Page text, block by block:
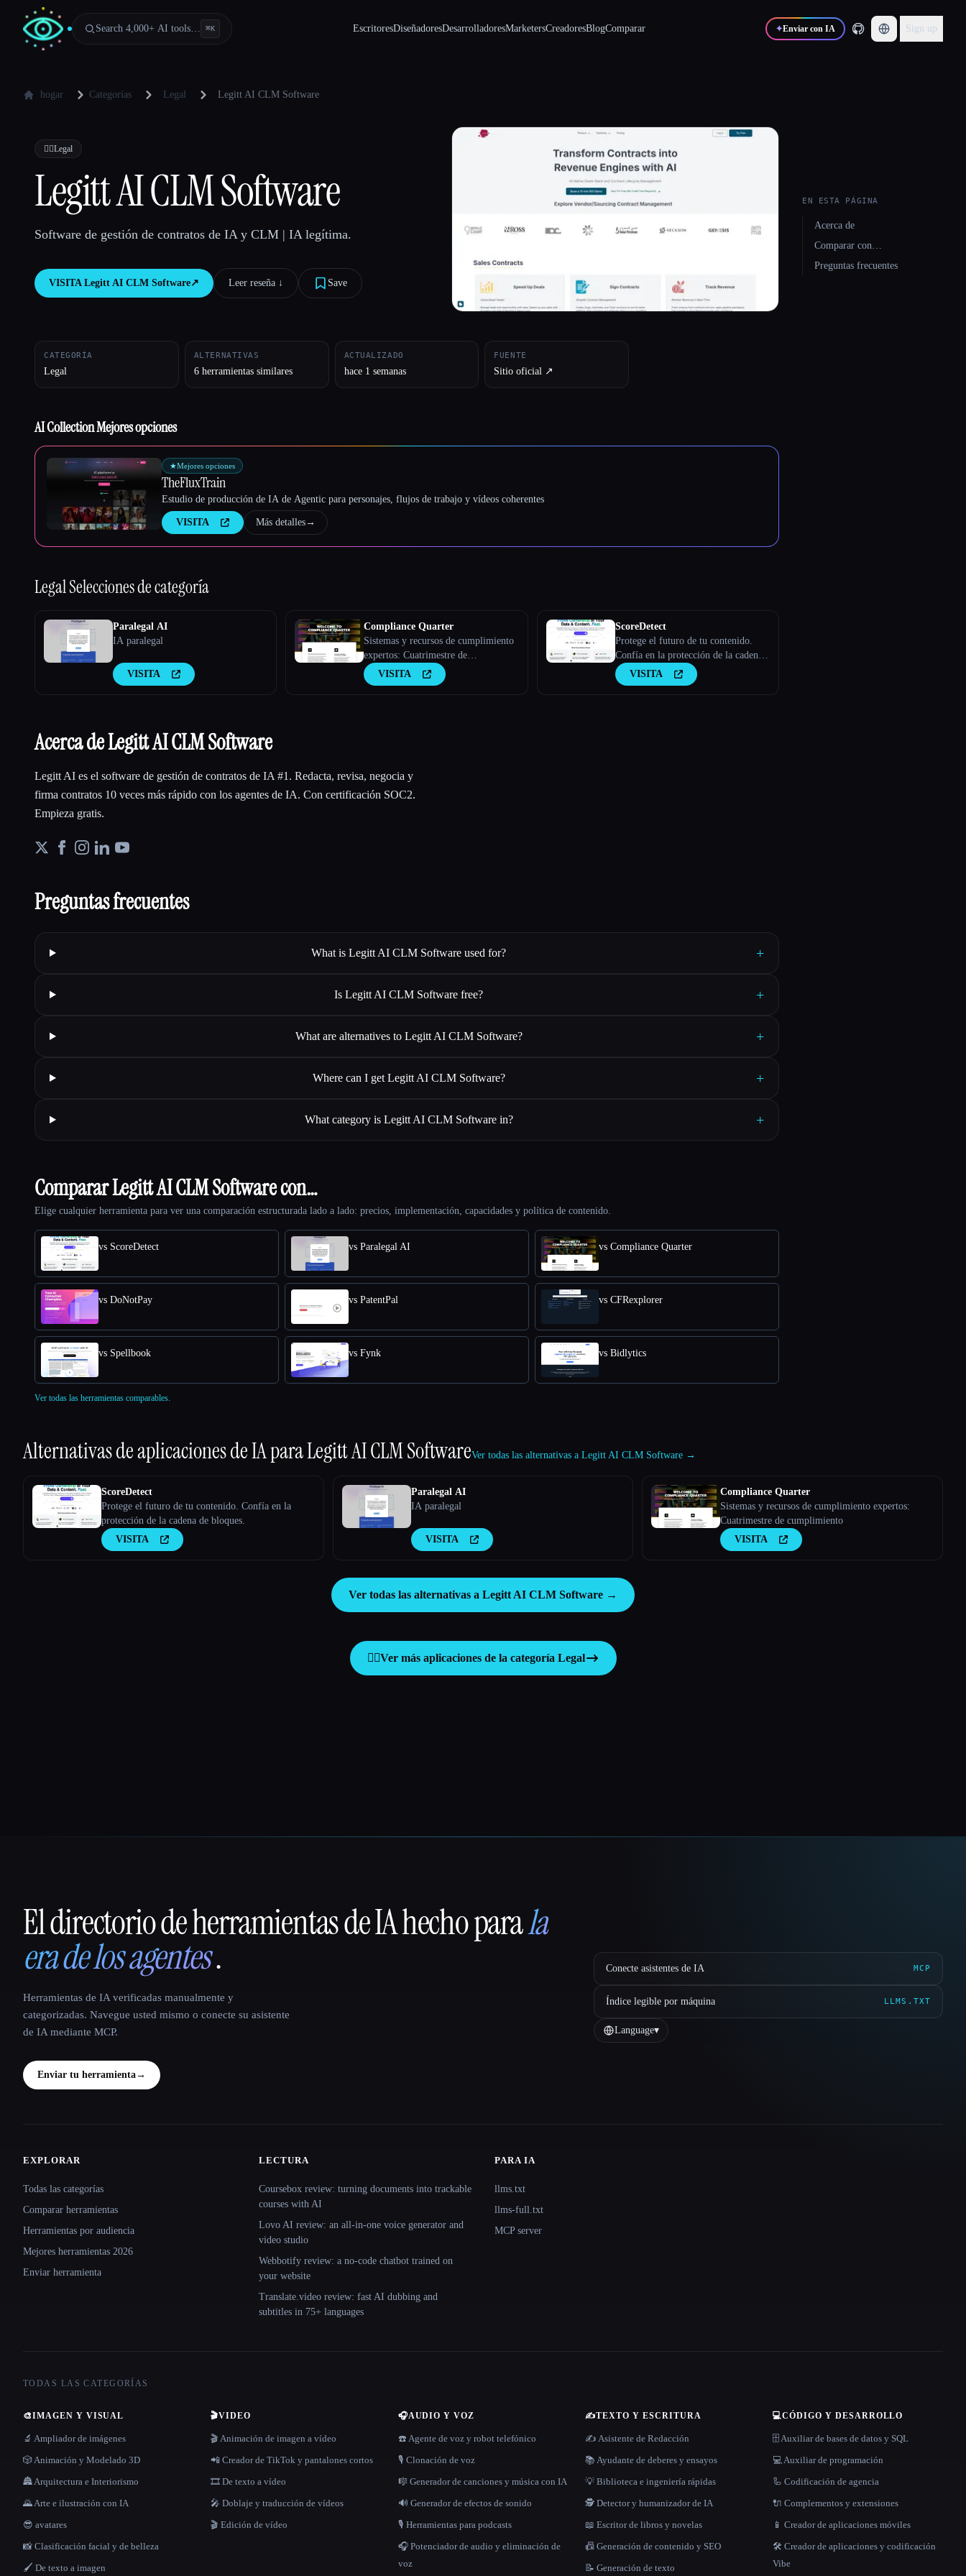
Search 4,000+ AI tools… ⌘K EscritoresDiseñadoresDesarrolladoresMarketersCreadoresBlogComparar ✦Enviar con IA Sign up
hogar Categorías Legal Legitt AI CLM Software
👩‍⚖️Legal
Legitt AI CLM Software
Software de gestión de contratos de IA y CLM | IA legítima.
VISITA Legitt AI CLM Software↗︎ Leer reseña ↓︎ Save
CATEGORÍA
Legal
ALTERNATIVAS
6 herramientas similares
ACTUALIZADO
hace 1 semanas
FUENTE
Sitio oficial ↗︎
AI Collection Mejores opciones
★Mejores opciones
TheFluxTrain
Estudio de producción de IA de Agentic para personajes, flujos de trabajo y vídeos coherentes
VISITA Más detalles→
LegalSelecciones de categoría
Paralegal AI
IA paralegal
VISITA
Compliance Quarter
Sistemas y recursos de cumplimiento
expertos: Cuatrimestre de
cumplimiento
VISITA
ScoreDetect
Protege el futuro de tu contenido.
Confía en la protección de la cadena
de bloques.
VISITA
Acerca de Legitt AI CLM Software
Legitt AI es el software de gestión de contratos de IA #1. Redacta, revisa, negocia y
firma contratos 10 veces más rápido con los agentes de IA. Con certificación SOC2.
Empieza gratis.
Preguntas frecuentes
What is Legitt AI CLM Software used for? +
Is Legitt AI CLM Software free? +
What are alternatives to Legitt AI CLM Software? +
Where can I get Legitt AI CLM Software? +
What category is Legitt AI CLM Software in? +
Comparar Legitt AI CLM Software con…
Elige cualquier herramienta para ver una comparación estructurada lado a lado: precios, implementación, capacidades y política de contenido.
vs ScoreDetect vs Paralegal AI vs Compliance Quarter
vs DoNotPay vs PatentPal vs CFRexplorer
vs Spellbook vs Fynk vs Bidlytics
Ver todas las herramientas comparables.
EN ESTA PÁGINA
Acerca de
Comparar con…
Preguntas frecuentes
Alternativas de aplicaciones de IA paraLegitt AI CLM SoftwareVer todas las alternativas a Legitt AI CLM Software →
ScoreDetect
Protege el futuro de tu contenido. Confía en la
protección de la cadena de bloques.
VISITA
Paralegal AI
IA paralegal
VISITA
Compliance Quarter
Sistemas y recursos de cumplimiento expertos:
Cuatrimestre de cumplimiento
VISITA
Ver todas las alternativas a Legitt AI CLM Software →
👩‍⚖️Ver más aplicaciones de la categoría Legal
That AI Collection
El directorio de herramientas de IA hecho parala
era de los agentes.
Herramientas de IA verificadas manualmente y
categorizadas. Navegue usted mismo o conecte su asistente
de IA mediante MCP.
Enviar tu herramienta→
Conecte asistentes de IA MCP
Índice legible por máquina LLMS.TXT
Language▾
Site navigation
EXPLORAR
Todas las categorías
Comparar herramientas
Herramientas por audiencia
Mejores herramientas 2026
Enviar herramienta
LECTURA
Coursebox review: turning documents into trackable
courses with AI
Lovo AI review: an all-in-one voice generator and
video studio
Webbotify review: a no-code chatbot trained on
your website
Translate.video review: fast AI dubbing and
subtitles in 75+ languages
PARA IA
llms.txt
llms-full.txt
MCP server
TODAS LAS CATEGORÍAS
🎨IMAGEN Y VISUAL
🔬 Ampliador de imágenes
🎲 Animación y Modelado 3D
🏯 Arquitectura e Interiorismo
🌄 Arte e ilustración con IA
😎 avatares
📸 Clasificación facial y de belleza
🖌️ De texto a imagen
🎬VIDEO
🎬 Animación de imagen a vídeo
📲 Creador de TikTok y pantalones cortos
🎞️ De texto a vídeo
🎤 Doblaje y traducción de vídeos
🎬 Edición de vídeo
🎧AUDIO Y VOZ
☎️ Agente de voz y robot telefónico
🎙️ Clonación de voz
🎼 Generador de canciones y música con IA
🔊 Generador de efectos de sonido
🎙️ Herramientas para podcasts
🎧 Potenciador de audio y eliminación de
voz
✍️TEXTO Y ESCRITURA
✍️ Asistente de Redacción
📚 Ayudante de deberes y ensayos
💡 Biblioteca e ingeniería rápidas
🕵️ Detector y humanizador de IA
📖 Escritor de libros y novelas
📠 Generación de contenido y SEO
📝 Generación de texto
💻CÓDIGO Y DESARROLLO
🗄️ Auxiliar de bases de datos y SQL
💻 Auxiliar de programación
🦾 Codificación de agencia
🔌 Complementos y extensiones
📱 Creador de aplicaciones móviles
🛠️ Creador de aplicaciones y codificación
Vibe